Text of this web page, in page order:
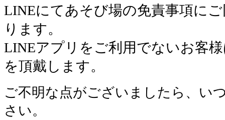
LINEにてあそび場の免責事項に
ります。
LINEアプリをご利用でないお客
を頂戴します。
ご不明な点がございましたら、い
さい。